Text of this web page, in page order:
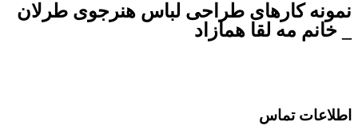
نمونه کارهای طراحی لباس هنرجوی طرلان
_ خانم مه لقا همازاد
اطلاعات تماس